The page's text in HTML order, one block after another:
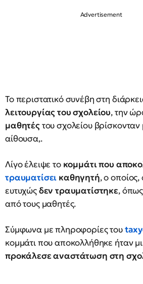
Το περιστατικό συνέβη στη
λειτουργίας του σχολείου, την
μαθητέςτου σχολείου
αίθουσα,.
Λίγο έλειψε το κομμάτι που
τραυματίσει καθηγητή, ο
ευτυχώςδεν τραυματίστηκε, όπως
από τους μαθητές.
Σύμφωνα με πληροφορίες του
κομμάτι που αποκολλήθηκε ήταν
προκάλεσε αναστάτωση στη